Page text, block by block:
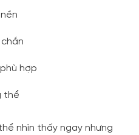
hợp
thể
nhìn thấy ngay nhưng